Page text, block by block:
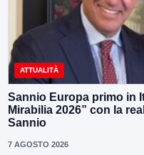
ATTUALITÀ
Sannio Europa primo in
Mirabilia 2026” con la
Sannio
7 AGOSTO 2026